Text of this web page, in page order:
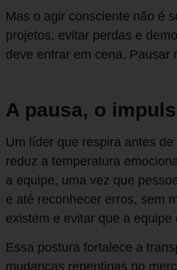
Mas o agir consciente não é
projetos, evitar perdas e
deve entrar em cena. Pausar
A pausa, o
Um líder que respira antes
reduz a temperatura
a equipe, uma vez que
e até reconhecer erros, sem
existem e evitar que a equipe
Essa postura fortalece a
mudanças repentinas no